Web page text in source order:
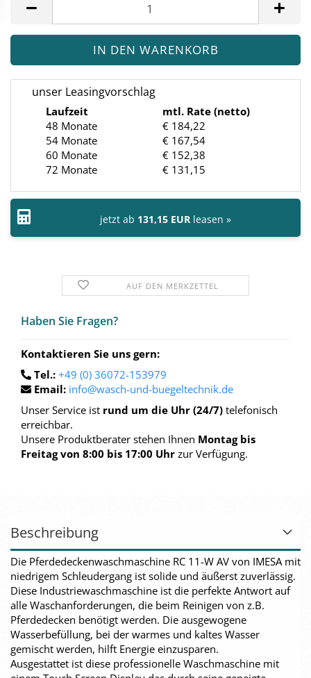
unser Leasingvorschlag
Laufzeit
mtl. Rate (netto)
48 Monate
€ 184,22
54 Monate
€ 167,54
60 Monate
€ 152,38
72 Monate
€ 131,15
jetzt ab 131,15 EUR leasen »
AUF DEN MERKZETTEL
Haben Sie Fra­gen?
Kontaktieren Sie uns gern:
Tel.: +49 (0) 36072-153979
Email: info@wasch-und-buegeltechnik.de
Unser Service ist rund um die Uhr (24/7) telefonisch
erreichbar.
Unsere Produktberater stehen Ihnen Montag bis
Freitag von 8:00 bis 17:00 Uhr zur Verfügung.
Beschreibung
Die Pferdedeckenwaschmaschine RC 11-W AV von IMESA mit
niedrigem Schleudergang ist solide und äußerst zuverlässig.
Diese Industriewaschmaschine ist die perfekte Antwort auf
alle Waschanforderungen, die beim Reinigen von z.B.
Pferdedecken benötigt werden. Die ausgewogene
Wasserbefüllung, bei der warmes und kaltes Wasser
gemischt werden, hilft Energie einzusparen.
Ausgestattet ist diese professionelle Waschmaschine mit